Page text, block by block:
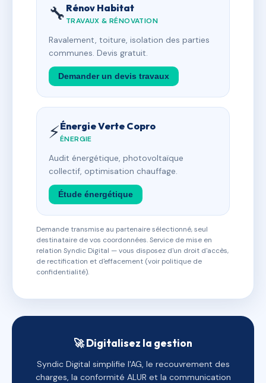
🔧 Rénov Habitat
TRAVAUX & RÉNOVATION
Ravalement, toiture, isolation des parties
communes. Devis gratuit.
Demander un devis travaux
⚡Énergie Verte Copro
ÉNERGIE
Audit énergétique, photovoltaïque
collectif, optimisation chauffage.
Étude énergétique
Demande transmise au partenaire sélectionné, seul
destinataire de vos coordonnées. Service de mise en
relation Syndic Digital — vous disposez d'un droit d'accès,
de rectification et d'effacement (voir politique de
confidentialité).
🚀 Digitalisez la gestion
Syndic Digital simplifie l'AG, le recouvrement des
charges, la conformité ALUR et la communication